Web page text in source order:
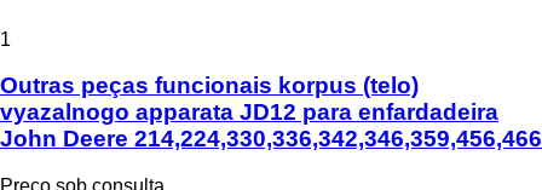
1
Outras peças funcionais korpus (telo)
vyazalnogo apparata JD12 para enfardadeira
John Deere 214,224,330,336,342,346,359,456,466
Preço sob consulta